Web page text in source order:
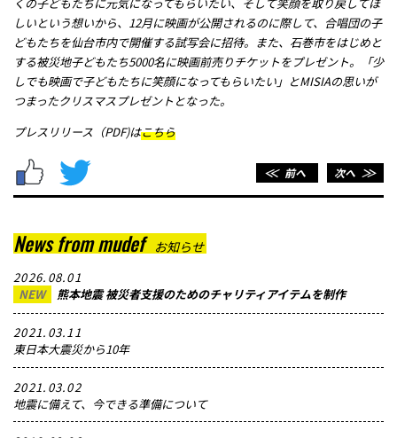
しいという想いから、12月に映画が公開されるのに際して、合唱団の子
どもたちを仙台市内で開催する試写会に招待。また、石巻市をはじめと
する被災地子どもたち5000名に映画前売りチケットをプレゼント。「少
しでも映画で子どもたちに笑顔になってもらいたい」とMISIAの思いが
つまったクリスマスプレゼントとなった。
プレスリリース（PDF)はこちら
＜＜前へ 次へ＞＞
News from mudef お知らせ
2026.08.01
NEW
熊本地震 被災者支援のためのチャリティアイテムを制作
2021.03.11
東日本大震災から10年
2021.03.02
地震に備えて、今できる準備について